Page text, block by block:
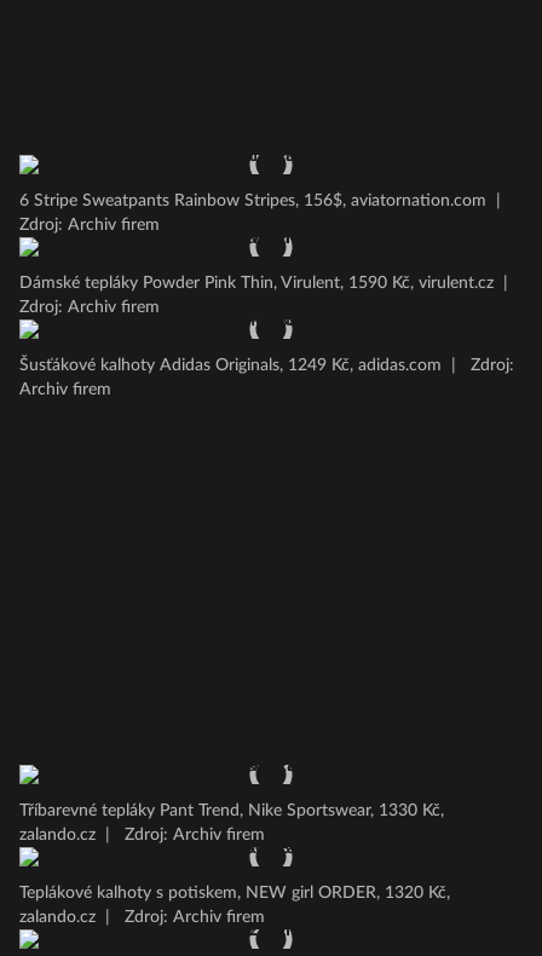
6 Stripe Sweatpants Rainbow Stripes, 156$, aviatornation.com
Zdroj: Archiv firem
Dámské tepláky Powder Pink Thin, Virulent, 1590 Kč, virulent.cz
Zdroj: Archiv firem
Šusťákové kalhoty Adidas Originals, 1249 Kč, adidas.com
Zdroj:
Archiv firem
Tříbarevné tepláky Pant Trend, Nike Sportswear, 1330 Kč,
zalando.cz
Zdroj: Archiv firem
Teplákové kalhoty s potiskem, NEW girl ORDER, 1320 Kč,
zalando.cz
Zdroj: Archiv firem